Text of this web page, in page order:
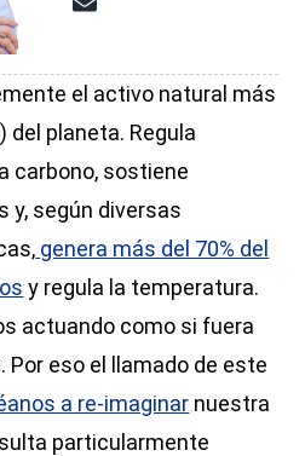
el activo natural más
planeta. Regula
carbono, sostiene
y, según diversas
genera más del 70% del
y regula la temperatura.
actuando como si fuera
Por eso el llamado de este
a re-imaginar nuestra
particularmente